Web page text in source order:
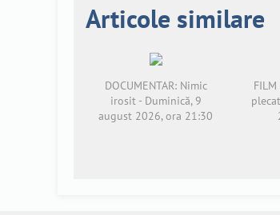
Articole similare
DOCUMENTAR: Nimic
irosit - Duminică, 9
august 2026, ora 21:30
FILM